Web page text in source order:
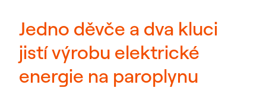
Jedno děvče a dva kluci
jistí výrobu elektrické
energie na paroplynu